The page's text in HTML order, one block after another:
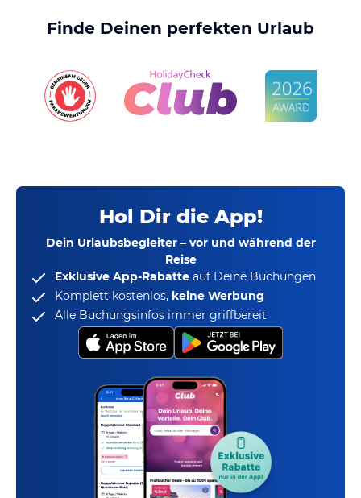
Finde Deinen perfekten Urlaub
Hol Dir die App!
Dein Urlaubsbegleiter – vor und während der
Reise
Exklusive App-Rabatte auf Deine Buchungen
Komplett kostenlos, keine Werbung
Alle Buchungsinfos immer griffbereit